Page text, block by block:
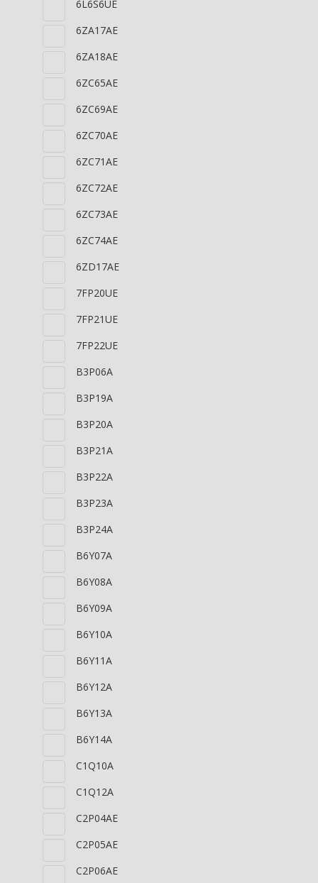
6L6S6UE
6ZA17AE
6ZA18AE
6ZC65AE
6ZC69AE
6ZC70AE
6ZC71AE
6ZC72AE
6ZC73AE
6ZC74AE
6ZD17AE
7FP20UE
7FP21UE
7FP22UE
B3P06A
B3P19A
B3P20A
B3P21A
B3P22A
B3P23A
B3P24A
B6Y07A
B6Y08A
B6Y09A
B6Y10A
B6Y11A
B6Y12A
B6Y13A
B6Y14A
C1Q10A
C1Q12A
C2P04AE
C2P05AE
C2P06AE